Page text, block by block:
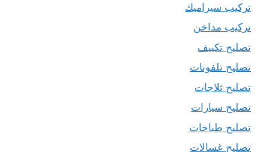
تركيب سيراميك
تركيب مداخن
تصليح تكييف
تصليح تلفونات
تصليح ثلاجات
تصليح سيارات
تصليح طباخات
تصليح غسالات